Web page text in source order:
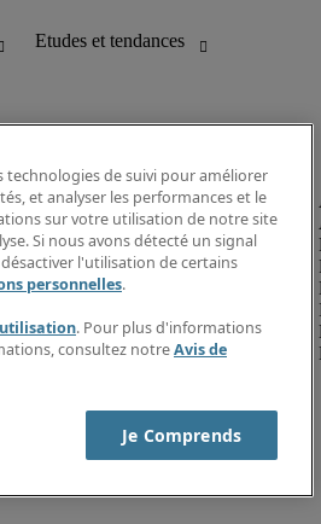
intérimaires
la newsletter
emploi
technologies de suivi pour améliorer
et analyser les performances et le
sur votre utilisation de notre site
Si nous avons détecté un signal
l'utilisation de certains
personnelles.
. Pour plus d'informations
consultez notreAvis de
Je Comprends